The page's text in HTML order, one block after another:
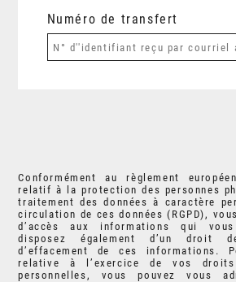
Numéro de transfert
Conformément au règlement
relatif à la protection des personnes
traitement des données à caractère
circulation de ces données (RGPD),
d’accès aux informations qui
disposez également d’un droit
d’effacement de ces informations.
relative à l’exercice de vos
personnelles, vous pouvez vous